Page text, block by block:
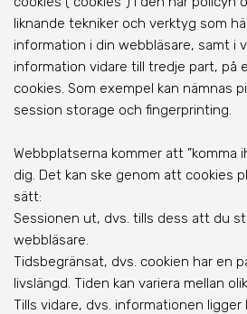
liknande tekniker och verktyg som
information i din webbläsare, samt i
information vidare till tredje part, på
cookies. Som exempel kan nämnas
session storage och fingerprinting.
Webbplatserna kommer att ”komma
dig. Det kan ske genom att cookies
sätt:
Sessionen ut, dvs. tills dess att du
webbläsare.
Tidsbegränsat, dvs. cookien har en
livslängd. Tiden kan variera mellan
Tills vidare, dvs. informationen ligger